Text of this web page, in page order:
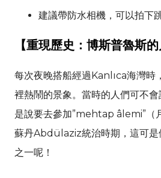
建議帶防水相機，可以拍下
【重現歷史：博斯普魯斯的
每次夜晚搭船經過Kanlıca海灣時
裡熱鬧的景象。當時的人們可不會
是說要去參加”mehtap âlemi”（
蘇丹Abdülaziz統治時期，這可是
之一呢！